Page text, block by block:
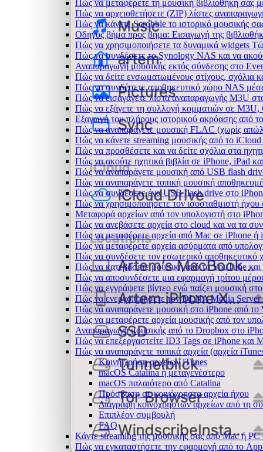
Πώς να μεταφέρετε τη μουσική βιβλιοθήκη
Πώς να αρχειοθετήσετε (ZIP) λίστες
Πώς να κάνετε Scrobble το ιστορικό μουσικής
Οδηγός βήμα προς βήμα: Εισαγωγή της
Πώς να χρησιμοποιήσετε τα δυναμικά widgets
Πώς να συνδέσετε το Synology NAS και να
Αναπαραγωγή μουσικής εκτός σύνδεσης στο
Πώς να δείτε ενσωματωμένους στίχους, σχόλια
Πώς να συνδέσετε αποθηκευτικό χώρο NAS
Πώς να εισαγάγετε λίστα αναπαραγωγής M3U
Πώς να εξάγετε τη συλλογή κομματιών σε
Εξαγωγή του πλήρους ιστορικού ακρόασης από
Πώς να αναπαράγετε μουσική FLAC (χωρίς
Πώς να κάνετε streaming μουσικής από το
Πώς να προσθέσετε και να δείτε σχόλια στα
Πώς να ακούτε ηχητικά βιβλία σε iPhone, iPad
Πώς να αναπαράγετε μουσική από USB flash
Πώς να αναπαράγετε τοπική μουσική
Πώς να συνδέσετε ένα USB flash drive στο iPhone
Πώς να χρησιμοποιήσετε τον ισοσταθμιστή
Μεταφορά αρχείων από τον υπολογιστή στο
Πώς να ανεβάσετε αρχεία στο cloud και να τα
Πώς να μεταφέρετε αρχεία από Mac σε iPhone ή
Πώς να μεταφέρετε αρχεία ασύρματα από
Πώς να συνδέσετε τον εσωτερικό
Πώς να κατεβάσετε μουσική από το YouTube
Πώς να αποσυνδέσετε μια εφαρμογή τρίτου
Πώς να εγγράψετε βίντεο ενώ παίζει μουσική
Πώς να ενεργοποιήσετε τον DLNA Media
Πώς να αναπαράγετε μουσική στο iPhone από
Πώς να μεταφέρετε αρχεία μουσικής από τον
Αναπαραγωγή μουσικής από το Dropbox στο
Πώς να επεξεργαστείτε ID3 Tags σε iPhone και
Πώς να αναπαράγετε τοπικά αρχεία (αρχεία
Κοινή χρήση αρχείων iTunes
macOS Catalina ή μεταγενέστερο
macOS παλαιότερο από Catalina
Πρόσβαση σε κοινόχρηστα αρχεία ήχου
Διαγραφή κοινόχρηστων αρχείων από τη
Επιπλέον συμβουλή
FAQ
Κάντε streaming της μουσικής σας από Mac ή
Πώς να εγκαταστήσετε την εφαρμογή από το